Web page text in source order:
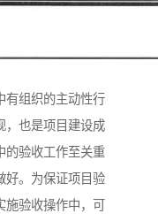
有组织的主动性行
，也是项目建设成
的验收工作至关重
好。为保证项目验
施验收操作中，可